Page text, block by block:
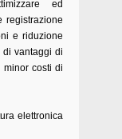
ed
registrazione
e riduzione
vantaggi di
costi di
elettronica